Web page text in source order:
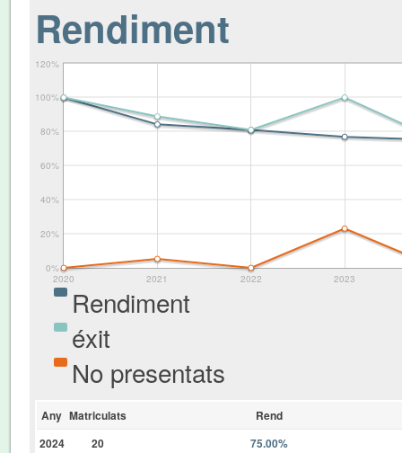
Rendiment
2020 2021 2022 2023
0%
20%
40%
60%
80%
100%
120%
Rendiment
éxit
No presentats
Any Matriculats
Rend
2024
20
75.00%